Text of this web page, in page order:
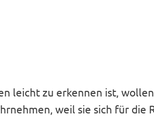
leicht zu erkennen ist,
weil sie sich für die